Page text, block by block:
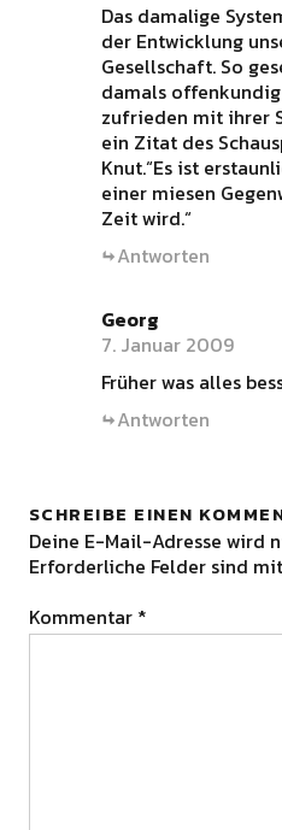
Das damalige
der Entwicklung
Gesellschaft. So
damals
zufrieden mit ihrer
ein Zitat des
Knut.“Es ist
einer miesen
Zeit wird.“
Antworten
Georg
7. Januar 2009
Früher was alles
Antworten
SCHREIBE EINEN
Deine E-Mail-Adresse wird
Erforderliche Felder sind mit
Kommentar *